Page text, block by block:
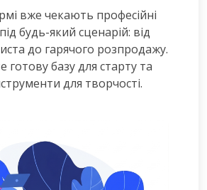
вже чекають професійні
будь-який сценарій: від
до гарячого розпродажу.
готову базу для старту та
для творчості.